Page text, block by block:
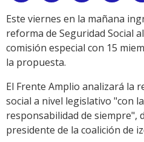
Este viernes en la mañana
reforma de Seguridad Social
comisión especial con 15
la propuesta.
El Frente Amplio analizará la
social a nivel legislativo "con
responsabilidad de siempre",
presidente de la coalición de